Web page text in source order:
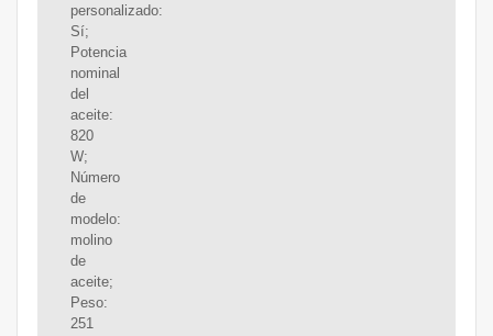
personalizado:
Sí;
Potencia
nominal
del
aceite:
820
W;
Número
de
modelo:
molino
de
aceite;
Peso:
251